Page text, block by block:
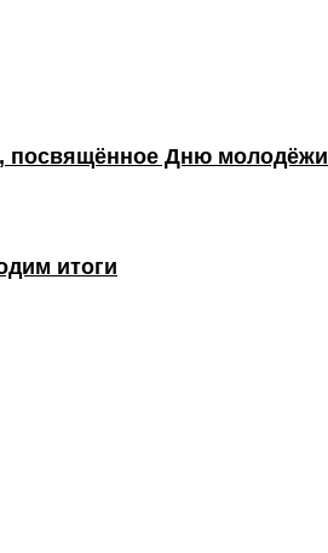
посвящённое Дню молодёжи
итоги